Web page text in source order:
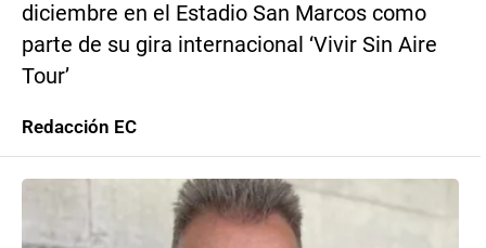
diciembre en el Estadio San Marcos como
parte de su gira internacional ‘Vivir Sin Aire
Tour’
Redacción EC